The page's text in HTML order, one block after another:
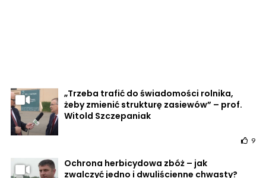
„Trzeba trafić do świadomości rolnika,
żeby zmienić strukturę zasiewów” – prof.
Witold Szczepaniak
9
Ochrona herbicydowa zbóż – jak
zwalczyć jedno i dwuliścienne chwasty?